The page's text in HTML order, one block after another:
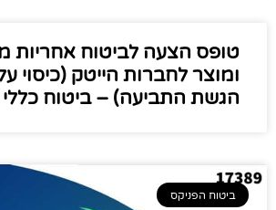
טופס הצעה לביטוח אחריות
ומוצר לחברות הייטק (כיסוי
הגשת התביעה) – ביטוח כללי
ביטוח הפניקס